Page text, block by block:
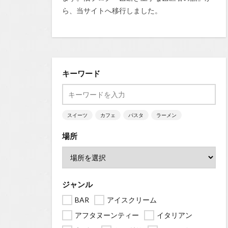
ら、当サイトへ移行しました。
キーワード
スイーツ カフェ パスタ ラーメン
場所
ジャンル
BAR
アイスクリーム
アフタヌーンティー
イタリアン